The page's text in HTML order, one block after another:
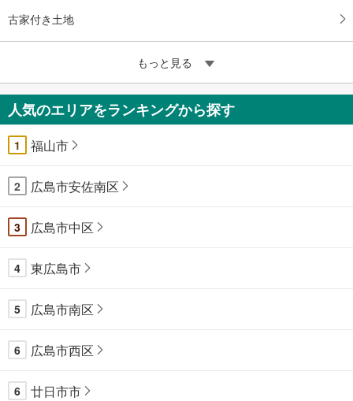
古家付き土地
もっと見る
人気のエリアをランキングから探す
1 福山市
2 広島市安佐南区
3 広島市中区
4 東広島市
5 広島市南区
6 広島市西区
6 廿日市市